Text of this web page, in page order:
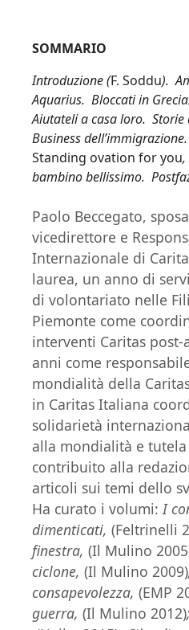
SOMMARIO
Introduzione (F. Soddu).
Aquarius. Bloccati in
Aiutateli a casa loro.
Business
Standing ovation for you,
bambino bellissimo.
Paolo Beccegato,
vicedirettore e
Internazionale di
laurea, un anno di
di volontariato nelle
Piemonte come
interventi Caritas
anni come
mondialità della
in Caritas Italiana
solidarietà
alla mondialità e
contribuito alla
articoli sui temi dello
Ha curato i volumi: I
dimenticati, (Feltrinelli
finestra, (Il Mulino
ciclone, (Il Mulino 2009)
consapevolezza, (EMP
guerra, (Il Mulino 2012)